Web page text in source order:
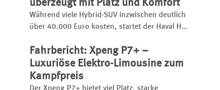
überzeugt mit Platz und Komfort
Während viele Hybrid-SUV inzwischen deutlich
über 40.000 Euro kosten, startet der Haval H6
Fahrbericht: Xpeng P7+ –
Luxuriöse Elektro-Limousine zum
Kampfpreis
Der Xpeng P7+ bietet viel Platz, starke